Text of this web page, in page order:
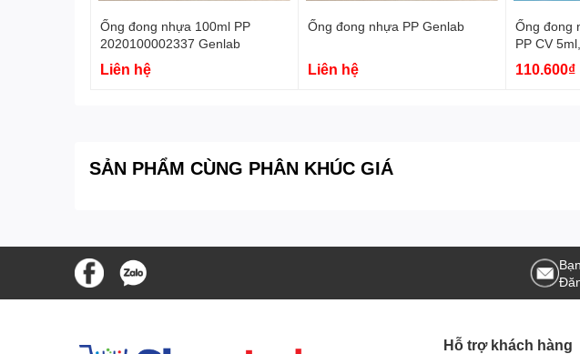
Ống đong nhựa 100ml PP
2020100002337 Genlab
Liên hệ
Ống đong nhựa PP Genlab
Liên hệ
Ống đong
PP CV
110.600₫
SẢN PHẨM CÙNG PHÂN KHÚC GIÁ
Hỗ trợ khách hàng